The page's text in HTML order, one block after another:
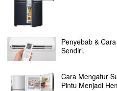
Penyebab &
Sendiri.
Cara Mengatur
Pintu Menjadi